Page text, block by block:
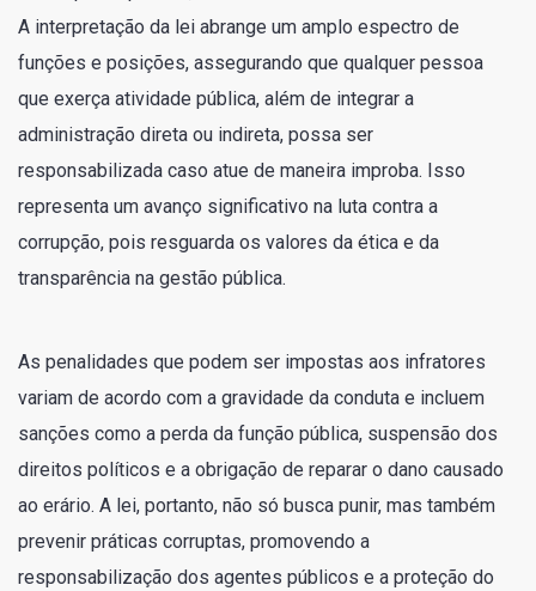
A interpretação da lei abrange um amplo espectro de
funções e posições, assegurando que qualquer pessoa
que exerça atividade pública, além de integrar a
administração direta ou indireta, possa ser
responsabilizada caso atue de maneira improba. Isso
representa um avanço significativo na luta contra a
corrupção, pois resguarda os valores da ética e da
transparência na gestão pública.
As penalidades que podem ser impostas aos infratores
variam de acordo com a gravidade da conduta e incluem
sanções como a perda da função pública, suspensão dos
direitos políticos e a obrigação de reparar o dano causado
ao erário. A lei, portanto, não só busca punir, mas também
prevenir práticas corruptas, promovendo a
responsabilização dos agentes públicos e a proteção do